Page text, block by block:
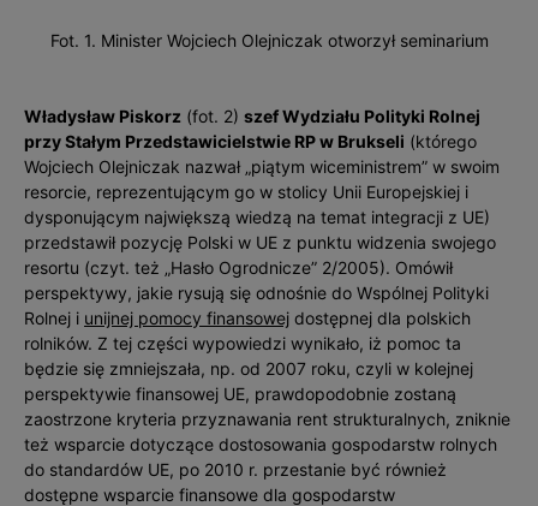
Fot. 1. Minister Wojciech Olejniczak otworzył seminarium
Władysław Piskorz (fot. 2) szef Wydziału Polityki Rolnej
przy Stałym Przedstawicielstwie RP w Brukseli (którego
Wojciech Olejniczak nazwał „piątym wiceministrem” w swoim
resorcie, reprezentującym go w stolicy Unii Europejskiej i
dysponującym największą wiedzą na temat integracji z UE)
przedstawił pozycję Polski w UE z punktu widzenia swojego
resortu (czyt. też „Hasło Ogrodnicze” 2/2005). Omówił
perspektywy, jakie rysują się odnośnie do Wspólnej Polityki
Rolnej i unijnej pomocy finansowej dostępnej dla polskich
rolników. Z tej części wypowiedzi wynikało, iż pomoc ta
będzie się zmniejszała, np. od 2007 roku, czyli w kolejnej
perspektywie finansowej UE, prawdopodobnie zostaną
zaostrzone kryteria przyznawania rent strukturalnych, zniknie
też wsparcie dotyczące dostosowania gospodarstw rolnych
do standardów UE, po 2010 r. przestanie być również
dostępne wsparcie finansowe dla gospodarstw